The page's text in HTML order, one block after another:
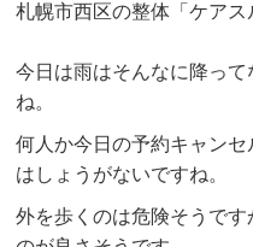
札幌市西区の整体「ケア
今日は雨はそんなに降っ
ね。
何人か今日の予約キャン
はしょうがないですね。
外を歩くのは危険そうで